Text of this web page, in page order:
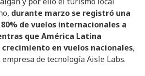
durante marzo se registró una
de vuelos internacionales a
que América Latina
en vuelos nacionales,
de tecnología Aisle Labs.